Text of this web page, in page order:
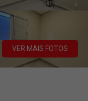
VER MAIS FOTOS